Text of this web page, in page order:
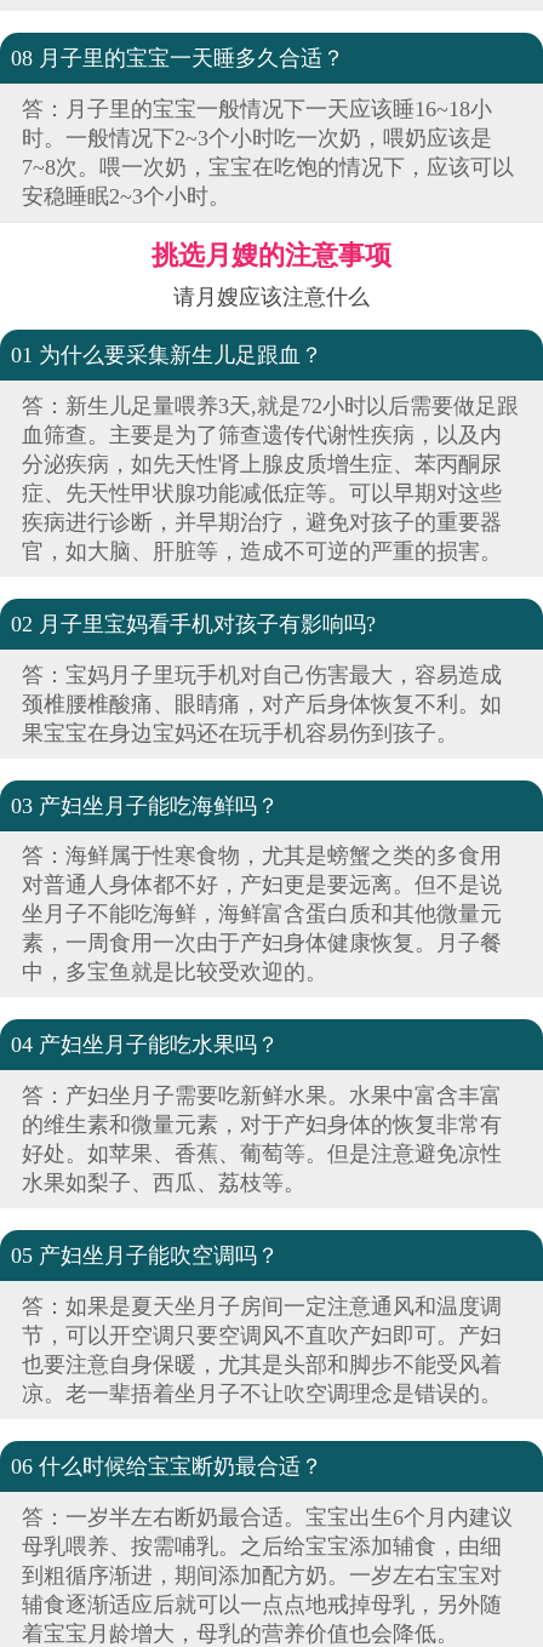
08 月子里的宝宝一天睡多久合适？
答：月子里的宝宝一般情况下一天应该睡16~18小
时。一般情况下2~3个小时吃一次奶，喂奶应该是
7~8次。喂一次奶，宝宝在吃饱的情况下，应该可以
安稳睡眠2~3个小时。
挑选月嫂的注意事项
请月嫂应该注意什么
01 为什么要采集新生儿足跟血？
答：新生儿足量喂养3天,就是72小时以后需要做足跟
血筛查。主要是为了筛查遗传代谢性疾病，以及内
分泌疾病，如先天性肾上腺皮质增生症、苯丙酮尿
症、先天性甲状腺功能减低症等。可以早期对这些
疾病进行诊断，并早期治疗，避免对孩子的重要器
官，如大脑、肝脏等，造成不可逆的严重的损害。
02 月子里宝妈看手机对孩子有影响吗?
答：宝妈月子里玩手机对自己伤害最大，容易造成
颈椎腰椎酸痛、眼睛痛，对产后身体恢复不利。如
果宝宝在身边宝妈还在玩手机容易伤到孩子。
03 产妇坐月子能吃海鲜吗？
答：海鲜属于性寒食物，尤其是螃蟹之类的多食用
对普通人身体都不好，产妇更是要远离。但不是说
坐月子不能吃海鲜，海鲜富含蛋白质和其他微量元
素，一周食用一次由于产妇身体健康恢复。月子餐
中，多宝鱼就是比较受欢迎的。
04 产妇坐月子能吃水果吗？
答：产妇坐月子需要吃新鲜水果。水果中富含丰富
的维生素和微量元素，对于产妇身体的恢复非常有
好处。如苹果、香蕉、葡萄等。但是注意避免凉性
水果如梨子、西瓜、荔枝等。
05 产妇坐月子能吹空调吗？
答：如果是夏天坐月子房间一定注意通风和温度调
节，可以开空调只要空调风不直吹产妇即可。产妇
也要注意自身保暖，尤其是头部和脚步不能受风着
凉。老一辈捂着坐月子不让吹空调理念是错误的。
06 什么时候给宝宝断奶最合适？
答：一岁半左右断奶最合适。宝宝出生6个月内建议
母乳喂养、按需哺乳。之后给宝宝添加辅食，由细
到粗循序渐进，期间添加配方奶。一岁左右宝宝对
辅食逐渐适应后就可以一点点地戒掉母乳，另外随
着宝宝月龄增大，母乳的营养价值也会降低。